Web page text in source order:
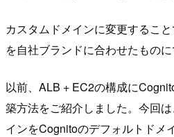
カスタムドメインに変更するこ
を自社ブランドに合わせたものに
以前、ALB + EC2の構成に
築方法をご紹介しました。今回
インをCognitoのデフォルトドメ